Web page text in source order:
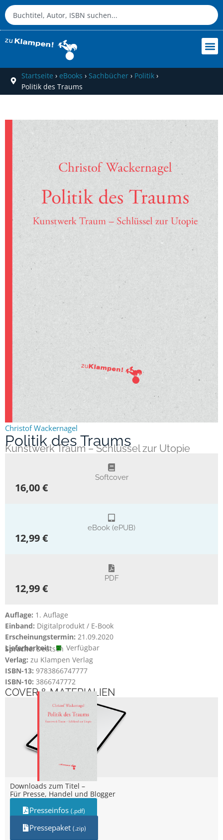
Startseite › eBooks › Sachbücher› Politik›
Politik des Traums
Christof Wackernagel
Politik des Traums
Kunstwerk Traum – Schlüssel zur Utopie
Softcover
16,00 €
eBook (ePUB)
12,99 €
PDF
12,99 €
Auflage: 1. Auflage
Einband: Digitalprodukt / E-Book
Erscheinungstermin: 21.09.2020
Lieferbarkeit:
Verfügbar
Sprache:Deutsch
Verlag: zu Klampen Verlag
ISBN-13: 9783866747777
ISBN-10: 3866747772
COVER & MATERIALIEN
Downloads zum Titel –
Für Presse, Handel und Blogger
Presseinfos (.pdf)
Pressepaket (.zip)